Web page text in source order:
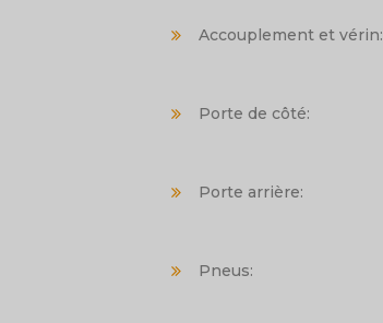
Accouplement et vérin:
Porte de côté:
Porte arrière:
Pneus: